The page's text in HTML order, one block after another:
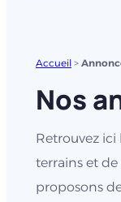
Accueil >
Nos
Retrouvez ici
terrains et de
proposons